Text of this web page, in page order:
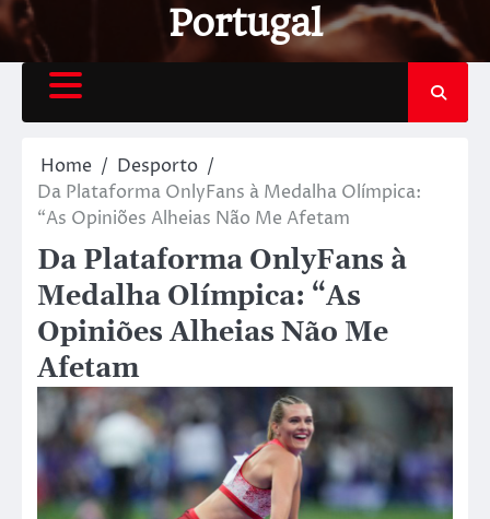
Portugal
Home
Desporto
Da Plataforma OnlyFans à Medalha Olímpica:
“As Opiniões Alheias Não Me Afetam
Da Plataforma OnlyFans à
Medalha Olímpica: “As
Opiniões Alheias Não Me
Afetam